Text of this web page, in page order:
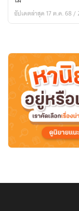
อัปเดตล่าสุด 17 ต.ค. 68 /